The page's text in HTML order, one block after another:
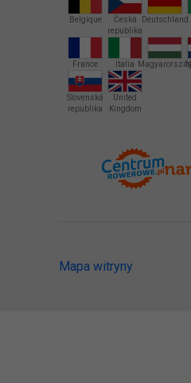
Belgique
Česká
republika
Deutschland
France Italia
Slovenská
republika
United
Kingdom
Mapa witryny